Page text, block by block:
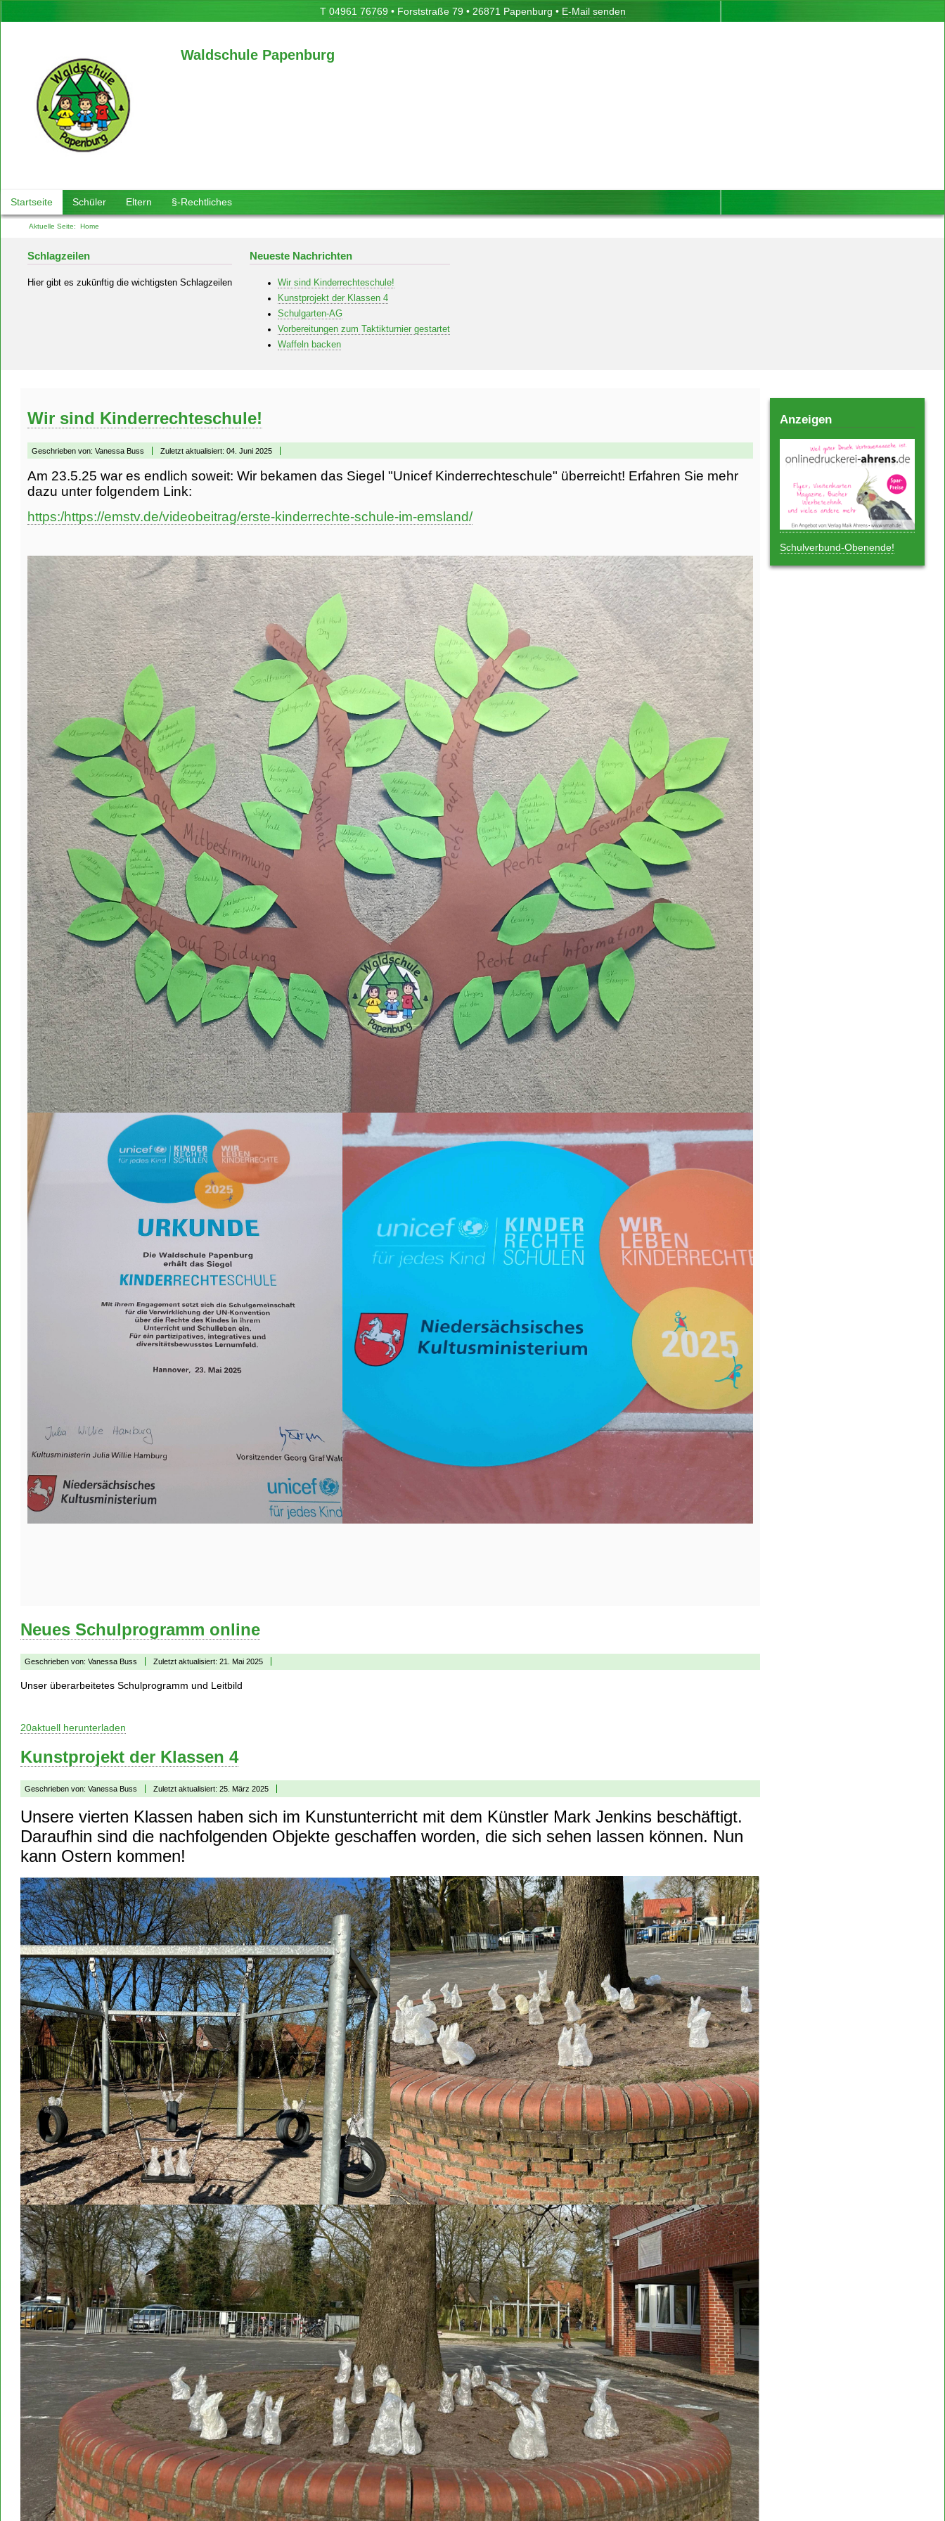
T 04961 76769• Forststraße 79 • 26871 Papenburg • E-Mail senden
Waldschule Papenburg
Startseite Schüler Eltern §-Rechtliches
Aktuelle Seite: Home
Schlagzeilen
Hier gibt es zukünftig die wichtigsten Schlagzeilen
Neueste Nachrichten
Wir sind Kinderrechteschule!
Kunstprojekt der Klassen 4
Schulgarten-AG
Vorbereitungen zum Taktikturnier gestartet
Waffeln backen
Wir sind Kinderrechteschule!
Geschrieben von: Vanessa Buss Zuletzt aktualisiert: 04. Juni 2025
Am 23.5.25 war es endlich soweit: Wir bekamen das Siegel "Unicef Kinderrechteschule" überreicht! Erfahren Sie mehr
dazu unter folgendem Link:
https:/https://emstv.de/videobeitrag/erste-kinderrechte-schule-im-emsland/
Neues Schulprogramm online
Geschrieben von: Vanessa Buss Zuletzt aktualisiert: 21. Mai 2025
Unser überarbeitetes Schulprogramm und Leitbild
20aktuell herunterladen
Kunstprojekt der Klassen 4
Geschrieben von: Vanessa Buss Zuletzt aktualisiert: 25. März 2025
Unsere vierten Klassen haben sich im Kunstunterricht mit dem Künstler Mark Jenkins beschäftigt.
Daraufhin sind die nachfolgenden Objekte geschaffen worden, die sich sehen lassen können. Nun
kann Ostern kommen!
Anzeigen
Schulverbund-Obenende!